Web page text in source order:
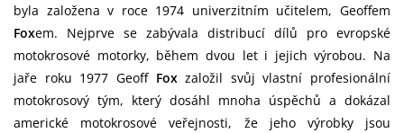
byla založena v roce 1974 univerzitním učitelem, Geoffem
Foxem. Nejprve se zabývala distribucí dílů pro evropské
motokrosové motorky, během dvou let i jejich výrobou. Na
jaře roku 1977 Geoff Foxzaložil svůj vlastní profesionální
motokrosový tým, který dosáhl mnoha úspěchů a dokázal
americké motokrosové veřejnosti, že jeho výrobky jsou